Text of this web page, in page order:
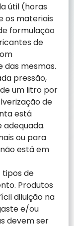
útil (horas
os materiais
formulação
de
mesmas.
pressão,
um litro por
de
está
adequada.
ou para
está em
tipos de
Produtos
diluição na
e/ou
devem ser